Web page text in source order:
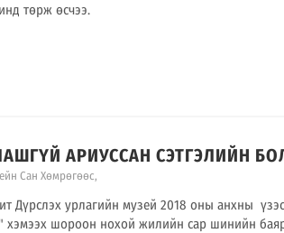
төрж өсчээ.
АРИУССАН СЭТГЭЛИЙН
Сан Хөмрөгөөс,
Дүрслэх урлагийн музей 2018 оны анхны
хэмээх шороон нохой жилийн сар шинийн